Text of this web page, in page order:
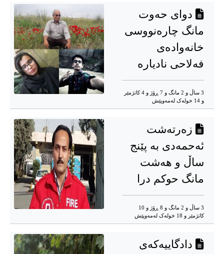
دوای حەوت
مانگ چارەنووسی
خانەوادەی
فەلاحی نادیارە
3 ساڵ و 2 مانگ و 7 ڕۆژ و 4 کاتژمێر
و 14 خوله‌ک له‌مه‌وپێش‌
زەرتەشت
ئەحمەدی بە پێنج
ساڵ و هەشت
مانگ حوکم درا
3 ساڵ و 2 مانگ و 8 ڕۆژ و 10
کاتژمێر و 18 خوله‌ک له‌مه‌وپێش‌
دادگاییەکەی